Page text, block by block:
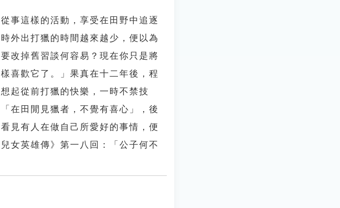
事這樣的活動，享受在田野中追逐
外出打獵的時間越來越少，便以為
改掉舊習談何容易？現在你只是將
喜歡它了。」果真在十二年後，程
起從前打獵的快樂，一時不禁技
在田閒見獵者，不覺有喜心」，後
見有人在做自己所愛好的事情，便
女英雄傳》第一八回：「公子何不